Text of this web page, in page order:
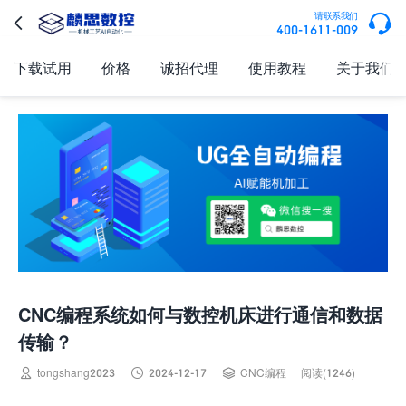
 请联系我们
400-1611-009 
下载试用 价格 诚招代理 使用教程 关于我们
CNC编程系统如何与数控机床进行通信和数据
传输？
 tongshang2023  2024-12-17  CNC编程 阅读(1246)